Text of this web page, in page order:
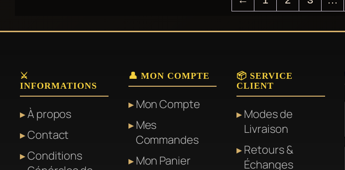
⚔️
INFORMATIONS
À propos
Contact
Conditions
👤 MON COMPTE
Mon Compte
Mes
Commandes
Mon Panier
📦 SERVICE
CLIENT
Modes de
Livraison
Retours &
Échanges